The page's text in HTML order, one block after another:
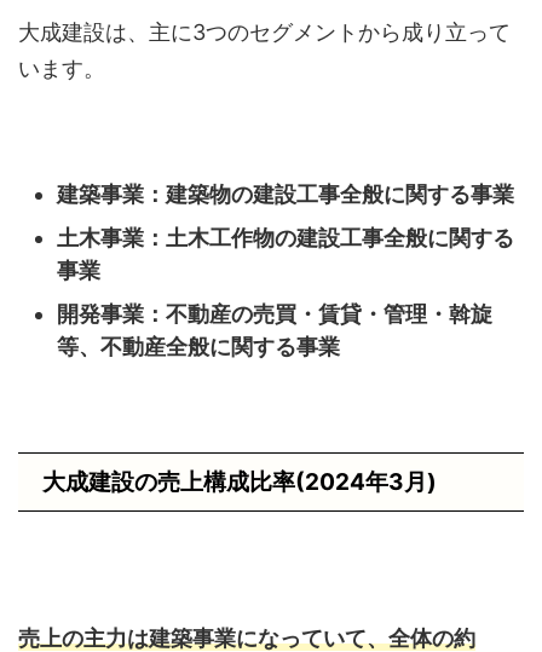
大成建設は、主に3つのセグメントから成り立って
います。
建築事業：建築物の建設工事全般に関する事業
土木事業：土木工作物の建設工事全般に関する
事業
開発事業：不動産の売買・賃貸・管理・斡旋
等、不動産全般に関する事業
大成建設の売上構成比率(2024年3月)
売上の主力は建築事業になっていて、全体の約